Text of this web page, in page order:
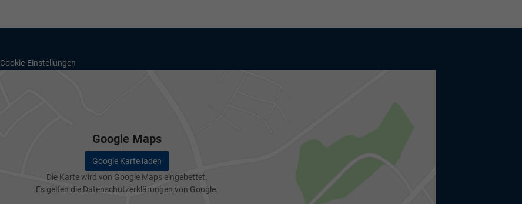
Cookie-Einstellungen
Google Maps
Google Karte laden
Die Karte wird von Google Maps eingebettet.
Es gelten die Datenschutzerklärungen von Google.